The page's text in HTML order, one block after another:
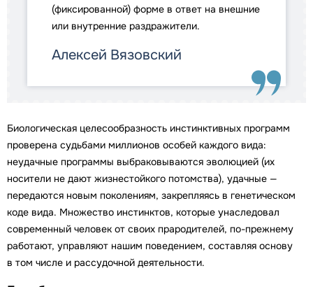
(фиксированной) форме в ответ на внешние
или внутренние раздражители.
Алексей Вязовский
Биологическая целесообразность инстинктивных программ
проверена судьбами миллионов особей каждого вида:
неудачные программы выбраковываются эволюцией (их
носители не дают жизнестойкого потомства), удачные —
передаются новым поколениям, закрепляясь в генетическом
коде вида. Множество инстинктов, которые унаследовал
современный человек от своих прародителей, по-прежнему
работают, управляют нашим поведением, составляя основу
в том числе и рассудочной деятельности.